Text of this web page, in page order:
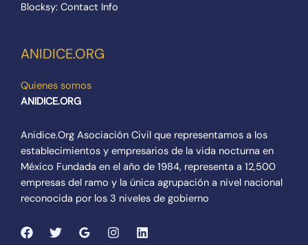
Blocksy: Contact Info
ANIDICE.ORG
Quienes somos
ANIDICE.ORG
Anidice.Org Asociación Civil que representamos a los
establecimientos y empresarios de la vida nocturna en
México Fundada en el año de 1984, representa a 12,500
empresas del ramo y la única agrupación a nivel nacional
reconocida por los 3 niveles de gobierno